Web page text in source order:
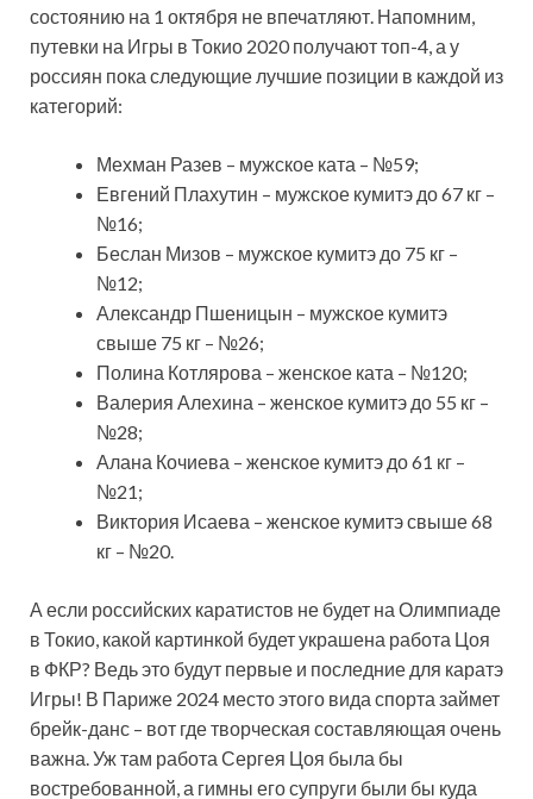
состоянию на 1 октября не впечатляют. Напомним,
путевки на Игры в Токио 2020 получают топ-4, а у
россиян пока следующие лучшие позиции в каждой из
категорий:
Мехман Разев – мужское ката – №59;
Евгений Плахутин – мужское кумитэ до 67 кг –
№16;
Беслан Мизов – мужское кумитэ до 75 кг –
№12;
Александр Пшеницын – мужское кумитэ
свыше 75 кг – №26;
Полина Котлярова – женское ката – №120;
Валерия Алехина – женское кумитэ до 55 кг –
№28;
Алана Кочиева – женское кумитэ до 61 кг –
№21;
Виктория Исаева – женское кумитэ свыше 68
кг – №20.
А если российских каратистов не будет на Олимпиаде
в Токио, какой картинкой будет украшена работа Цоя
в ФКР? Ведь это будут первые и последние для каратэ
Игры! В Париже 2024 место этого вида спорта займет
брейк-данс – вот где творческая составляющая очень
важна. Уж там работа Сергея Цоя была бы
востребованной, а гимны его супруги были бы куда